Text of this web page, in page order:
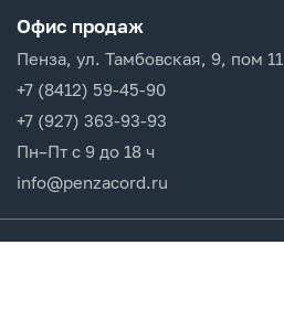
Офис продаж
Пенза, ул. Тамбовская, 9, пом 11
+7 (8412) 59-45-90
+7 (927) 363-93-93
Пн–Пт с 9 до 18 ч
info@penzacord.ru
Производители